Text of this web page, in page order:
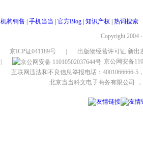
机构销售 手机当当 官方Blog 知识产权 热词搜索
Copyright 2004
京ICP证041189号
出版物经营许可证 新出
京公网安备
互联网违法和不良信息举报电话：4001066666-5
北京当当科文电子商务有限公司